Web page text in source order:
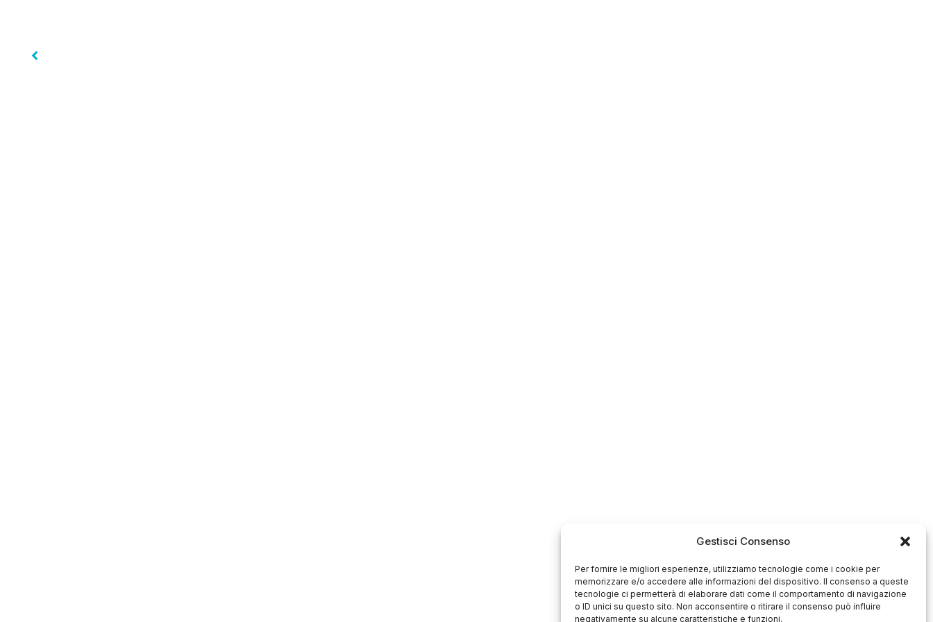
Gestisci Consenso
Per fornire le migliori esperienze, utilizziamo tecnologie come i cookie per
memorizzare e/o accedere alle informazioni del dispositivo. Il consenso a queste
tecnologie ci permetterà di elaborare dati come il comportamento di navigazione
o ID unici su questo sito. Non acconsentire o ritirare il consenso può influire
negativamente su alcune caratteristiche e funzioni.